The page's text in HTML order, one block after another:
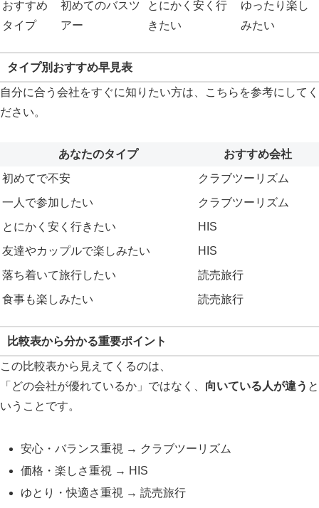
おすすめ
タイプ
初めてのバスツ
アー
とにかく安く行
きたい
ゆったり楽し
みたい
タイプ別おすすめ早見表
自分に合う会社をすぐに知りたい方は、こちらを参考にしてく
ださい。
あなたのタイプ
おすすめ会社
初めてで不安
クラブツーリズム
一人で参加したい
クラブツーリズム
とにかく安く行きたい
HIS
友達やカップルで楽しみたい
HIS
落ち着いて旅行したい
読売旅行
食事も楽しみたい
読売旅行
比較表から分かる重要ポイント
この比較表から見えてくるのは、
「どの会社が優れているか」ではなく、 向いている人が違う と
いうことです。
安心・バランス重視 → クラブツーリズム
価格・楽しさ重視 → HIS
ゆとり・快適さ重視 → 読売旅行